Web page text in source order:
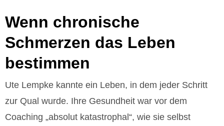
Wenn chronische
Schmerzen das Leben
bestimmen
Ute Lempke kannte ein Leben, in dem jeder Schritt
zur Qual wurde. Ihre Gesundheit war vor dem
Coaching „absolut katastrophal“, wie sie selbst